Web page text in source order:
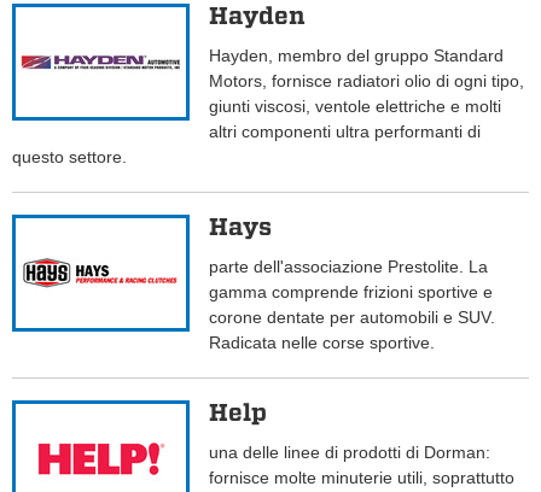
Hayden
Hayden, membro del gruppo Standard
Motors, fornisce radiatori olio di ogni tipo,
giunti viscosi, ventole elettriche e molti
altri componenti ultra performanti di
questo settore.
Hays
parte dell'associazione Prestolite. La
gamma comprende frizioni sportive e
corone dentate per automobili e SUV.
Radicata nelle corse sportive.
Help
una delle linee di prodotti di Dorman:
fornisce molte minuterie utili, soprattutto